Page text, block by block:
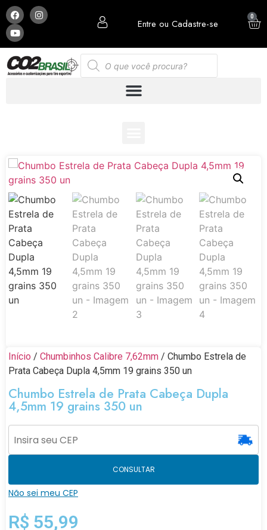
Entre ou Cadastre-se
0
Início / Chumbinhos Calibre 7,62mm / Chumbo Estrela de
Prata Cabeça Dupla 4,5mm 19 grains 350 un
Chumbo Estrela de Prata Cabeça Dupla
4,5mm 19 grains 350 un
CONSULTAR
Não sei meu CEP
R$ 55,99